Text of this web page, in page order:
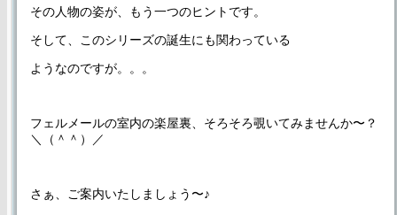
その人物の姿が、もう一つのヒントです。
そして、このシリーズの誕生にも関わっている
ようなのですが。。。
フェルメールの室内の楽屋裏、そろそろ覗いてみませんか〜？
＼（＾＾）／
さぁ、ご案内いたしましょう〜♪